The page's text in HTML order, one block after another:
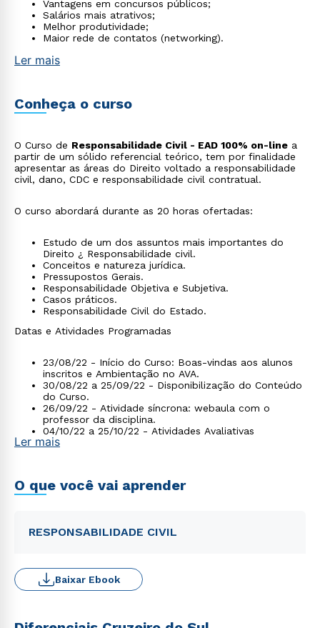
Vantagens em concursos públicos;
Salários mais atrativos;
Melhor produtividade;
Maior rede de contatos (networking).
Ler mais
Conheça o curso
O Curso de Responsabilidade Civil - EAD 100% on-line a
partir de um sólido referencial teórico, tem por finalidade
apresentar as áreas do Direito voltado a responsabilidade
civil, dano, CDC e responsabilidade civil contratual.
O curso abordará durante as 20 horas ofertadas:
Estudo de um dos assuntos mais importantes do
Direito ¿ Responsabilidade civil.
Conceitos e natureza jurídica.
Pressupostos Gerais.
Responsabilidade Objetiva e Subjetiva.
Casos práticos.
Responsabilidade Civil do Estado.
Datas e Atividades Programadas
23/08/22 - Início do Curso: Boas-vindas aos alunos
inscritos e Ambientação no AVA.
30/08/22 a 25/09/22 - Disponibilização do Conteúdo
do Curso.
26/09/22 - Atividade síncrona: webaula com o
professor da disciplina.
04/10/22 a 25/10/22 - Atividades Avaliativas
Assíncronas.
Ler mais
O que você vai aprender
RESPONSABILIDADE CIVIL
Baixar Ebook